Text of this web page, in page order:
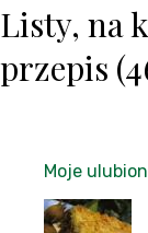
Listy, na
przepis
Moje